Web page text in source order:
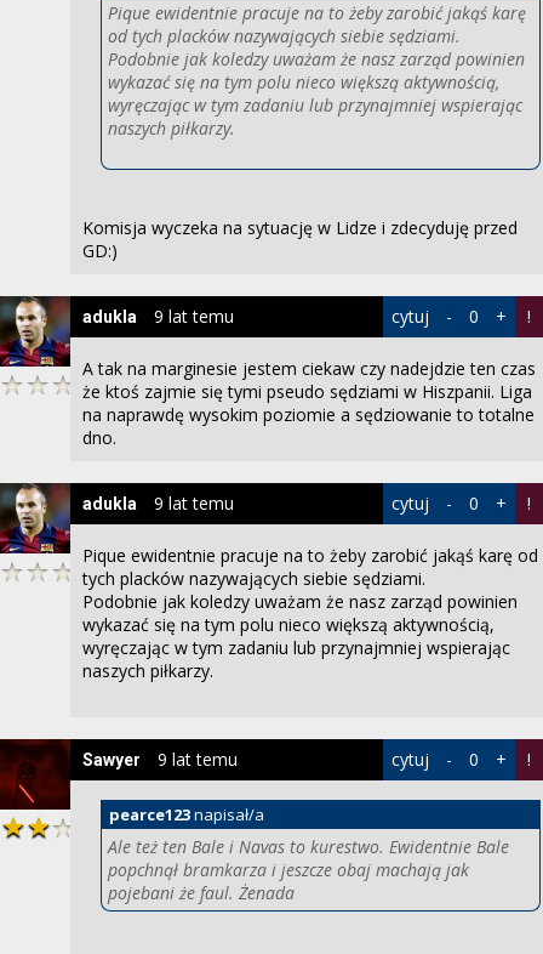
Pique ewidentnie pracuje na to żeby zarobić jakąś karę
od tych placków nazywających siebie sędziami.
Podobnie jak koledzy uważam że nasz zarząd powinien
wykazać się na tym polu nieco większą aktywnością,
wyręczając w tym zadaniu lub przynajmniej wspierając
naszych piłkarzy.
Komisja wyczeka na sytuację w Lidze i zdecyduję przed
GD:)
A tak na marginesie jestem ciekaw czy nadejdzie ten czas
że ktoś zajmie się tymi pseudo sędziami w Hiszpanii. Liga
na naprawdę wysokim poziomie a sędziowanie to totalne
dno.
adukla 9 lat temu cytuj - 0 + !
Pique ewidentnie pracuje na to żeby zarobić jakąś karę od
tych placków nazywających siebie sędziami.
Podobnie jak koledzy uważam że nasz zarząd powinien
wykazać się na tym polu nieco większą aktywnością,
wyręczając w tym zadaniu lub przynajmniej wspierając
naszych piłkarzy.
adukla 9 lat temu cytuj - 0 + !
pearce123napisał/a
Ale też ten Bale i Navas to kurestwo. Ewidentnie Bale
popchnął bramkarza i jeszcze obaj machają jak
pojebani że faul. Żenada
Sawyer 9 lat temu cytuj - 0 + !